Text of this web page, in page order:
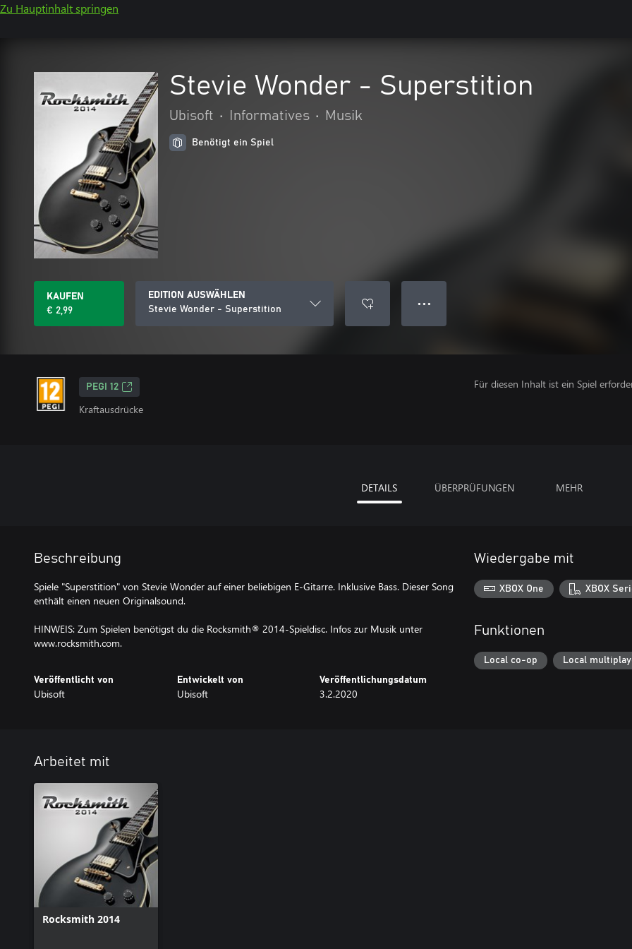
Zu Hauptinhalt springen
Stevie Wonder - Superstition
Ubisoft • Informatives • Musik
Benötigt ein Spiel
KAUFEN
€ 2,99
EDITION AUSWÄHLEN
Stevie Wonder - Superstition
● ● ●
PEGI 12
Kraftausdrücke
Für diesen Inhalt ist ein Spiel
DETAILS ÜBERPRÜFUNGEN MEHR
Beschreibung
Spiele "Superstition" von Stevie Wonder auf einer beliebigen E-Gitarre. Inklusive Bass. Dieser Song
enthält einen neuen Originalsound.
HINWEIS: Zum Spielen benötigst du die Rocksmith® 2014-Spieldisc. Infos zur Musik unter
www.rocksmith.com.
Veröffentlicht von
Ubisoft
Entwickelt von
Ubisoft
Veröffentlichungsdatum
3.2.2020
Wiedergabe mit
XBOX One XBOX
Funktionen
Local co-op Local
Arbeitet mit
Rocksmith 2014